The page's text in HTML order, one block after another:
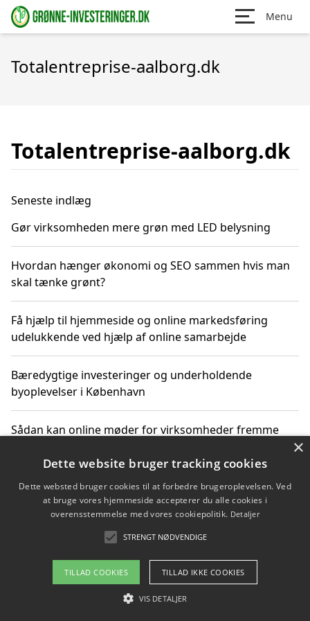
Menu
Totalentreprise-aalborg.dk
Totalentreprise-aalborg.dk
Seneste indlæg
Gør virksomheden mere grøn med LED belysning
Hvordan hænger økonomi og SEO sammen hvis man
skal tænke grønt?
Få hjælp til hjemmeside og online markedsføring
udelukkende ved hjælp af online samarbejde
Bæredygtige investeringer og underholdende
byoplevelser i København
Sådan kan online møder for virksomheder fremme
Copyright 2026 - Pilanto Aps
Om / kontakt
×
Dette website bruger tracking cookies
Dette websted bruger cookies til at forbedre brugeroplevelsen. Ved
at bruge vores hjemmeside accepterer du alle cookies i
overensstemmelse med vores cookiepolitik. Detaljer
STRENGT NØDVENDIGE
TILLAD COOKIES TILLAD IKKE COOKIES
VIS DETALJER